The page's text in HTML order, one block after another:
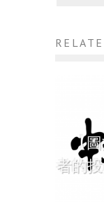
【
者的